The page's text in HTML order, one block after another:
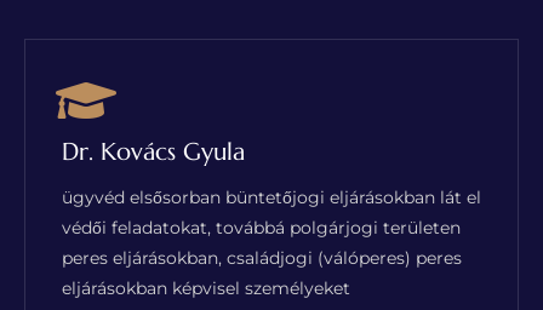
Dr. Kovács Gyula
ügyvéd elsősorban büntetőjogi eljárásokban lát el
védői feladatokat, továbbá polgárjogi területen
peres eljárásokban, családjogi (válóperes) peres
eljárásokban képvisel személyeket